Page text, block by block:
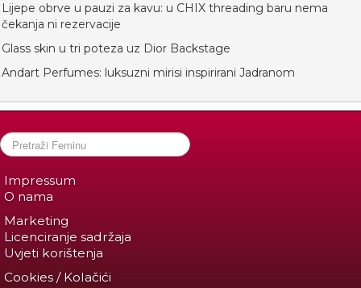
Lijepe obrve u pauzi za kavu: u CHIX threading baru nema
čekanja ni rezervacije
Glass skin u tri poteza uz Dior Backstage
Andart Perfumes: luksuzni mirisi inspirirani Jadranom
Impressum
O nama
Marketing
Licenciranje sadržaja
Uvjeti korištenja
Cookies / Kolačići